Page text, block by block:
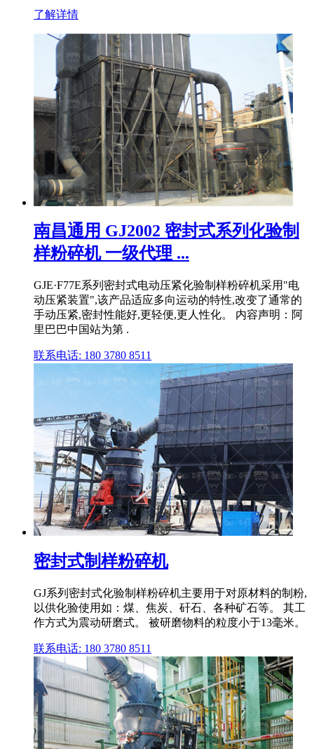
了解详情
南昌通用 GJ2002 密封式系列化验制
样粉碎机 一级代理 ...
GJE·F77E系列密封式电动压紧化验制样粉碎机采用"电
动压紧装置",该产品适应多向运动的特性,改变了通常的
手动压紧,密封性能好,更轻便,更人性化。 内容声明：阿
里巴巴中国站为第 .
联系电话: 180 3780 8511
密封式制样粉碎机
GJ系列密封式化验制样粉碎机主要用于对原材料的制粉,
以供化验使用如：煤、焦炭、矸石、各种矿石等。 其工
作方式为震动研磨式。 被研磨物料的粒度小于13毫米。
联系电话: 180 3780 8511